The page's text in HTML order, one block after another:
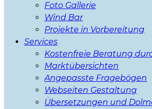
Foto Gallerie
Wind Bar
Projekte in Vorbereitung
Services
Kostenfreie Beratung
Marktübersichten
Angepasste Fragebögen
Webseiten Gestaltung
Übersetzungen und